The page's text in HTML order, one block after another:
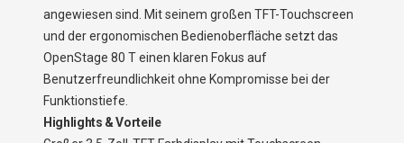
angewiesen sind. Mit seinem großen TFT-Touchscreen
und der ergonomischen Bedienoberfläche setzt das
OpenStage 80 T einen klaren Fokus auf
Benutzerfreundlichkeit ohne Kompromisse bei der
Funktionstiefe.
Highlights & Vorteile